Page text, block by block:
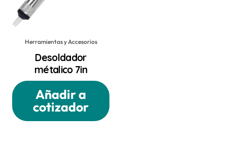
Herramientas y Accesorios
Desoldador
métalico 7in
Añadir a
cotizador